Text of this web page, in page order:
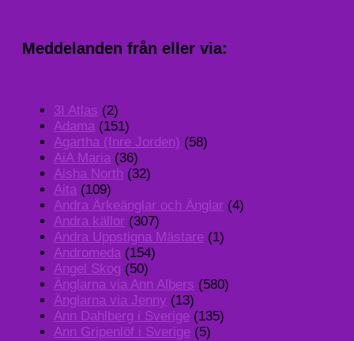
Meddelanden från eller via:
3I Atlas (2)
Adama (151)
Agartha (Inre Jorden) (58)
AiA Maria (36)
Aisha North (32)
Aita (109)
Andra Ärkeänglar och Änglar (4)
Andra källor (307)
Andra Uppstigna Mästare (1)
Andromeda (154)
Angel Skog (50)
Änglarna via Ann Albers (580)
Änglarna via Jenny (13)
Ann Dahlberg i Sverige (135)
Ann Gripenlöf i Sverige (5)